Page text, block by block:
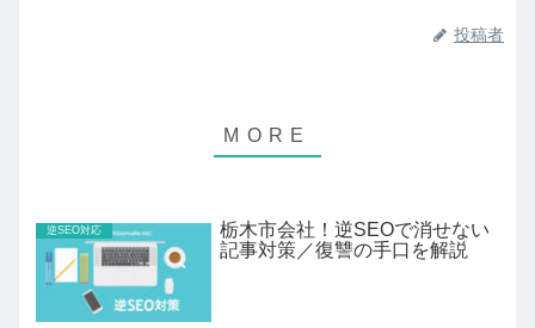
投稿者
逆SEO対応
栃木市会社！逆SEOで消せない
記事対策／復讐の手口を解説